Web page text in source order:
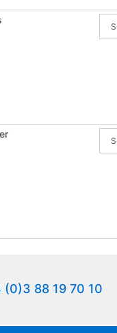
(0)3 88 19 70 10